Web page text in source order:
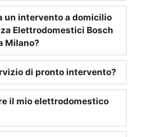
un intervento a domicilio
Elettrodomestici Bosch
Milano?
di pronto intervento?
il mio elettrodomestico